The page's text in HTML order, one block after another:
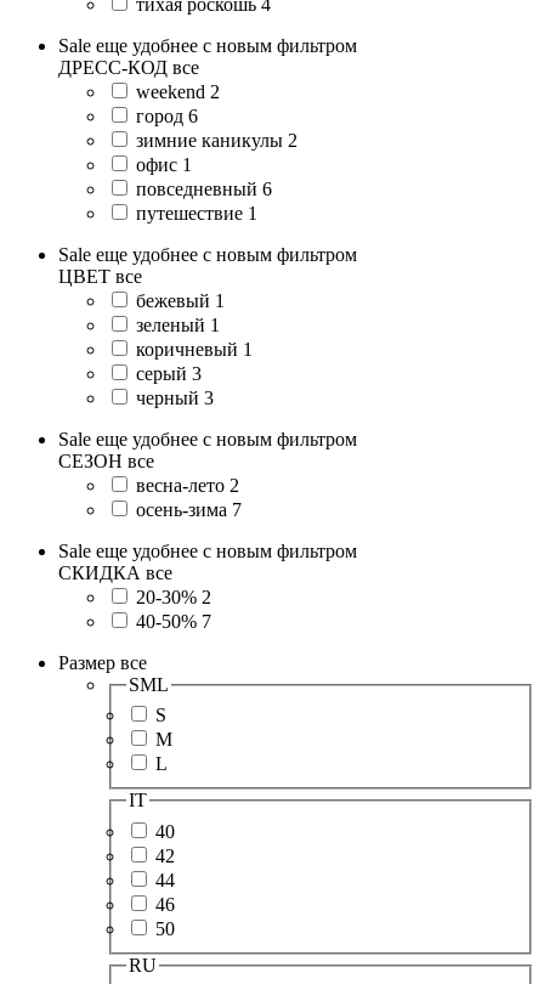
Sale еще удобнее с новым фильтром
ДРЕСС-КОД все
weekend 2
город 6
зимние каникулы 2
офис 1
повседневный 6
путешествие 1
Sale еще удобнее с новым фильтром
ЦВЕТ все
бежевый 1
зеленый 1
коричневый 1
серый 3
черный 3
Sale еще удобнее с новым фильтром
СЕЗОН все
весна-лето 2
осень-зима 7
Sale еще удобнее с новым фильтром
СКИДКА все
20-30% 2
40-50% 7
Размер все
SML
S
M
L
IT
40
42
44
46
50
RU